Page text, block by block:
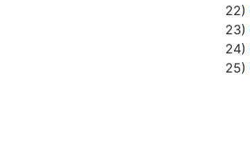
22)
23)
24)
25)